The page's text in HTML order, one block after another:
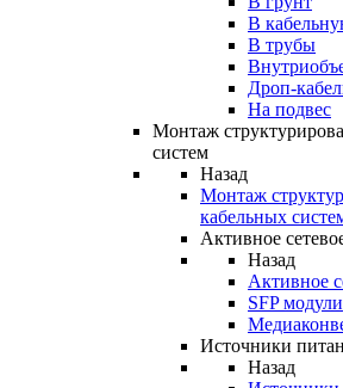
В
В трубы
Дроп-
На подвес
Монтаж
систем
Назад
Монтаж
кабельных
Активное
Назад
Активное
SFP модули
Источники
Назад